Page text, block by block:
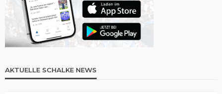
AKTUELLE SCHALKE NEWS